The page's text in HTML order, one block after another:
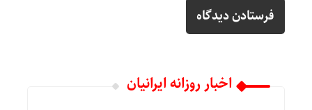
اخبار روزانه ایرانیان